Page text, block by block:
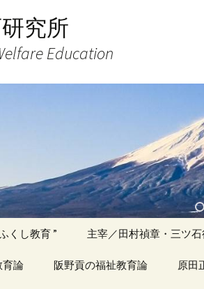
究所
Education
くし教育 ” 主宰／田村禎章・三ツ石
育論 阪野貢の福祉教育論 原田